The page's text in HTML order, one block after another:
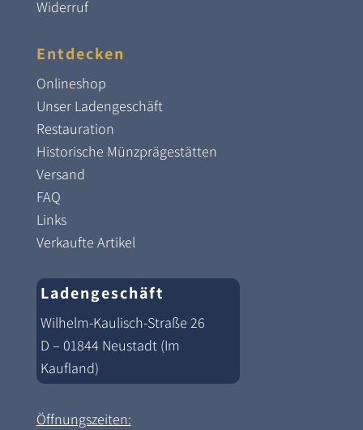
Widerruf
Entdecken
Onlineshop
Unser Ladengeschäft
Restauration
Historische Münzprägestätten
Versand
FAQ
Links
Verkaufte Artikel
Ladengeschäft
Wilhelm-Kaulisch-Straße 26
D – 01844 Neustadt (Im
Kaufland)
Öffnungszeiten: